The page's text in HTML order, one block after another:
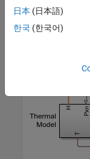
Sous-système
日本 (日本語)
한국 (한국어)